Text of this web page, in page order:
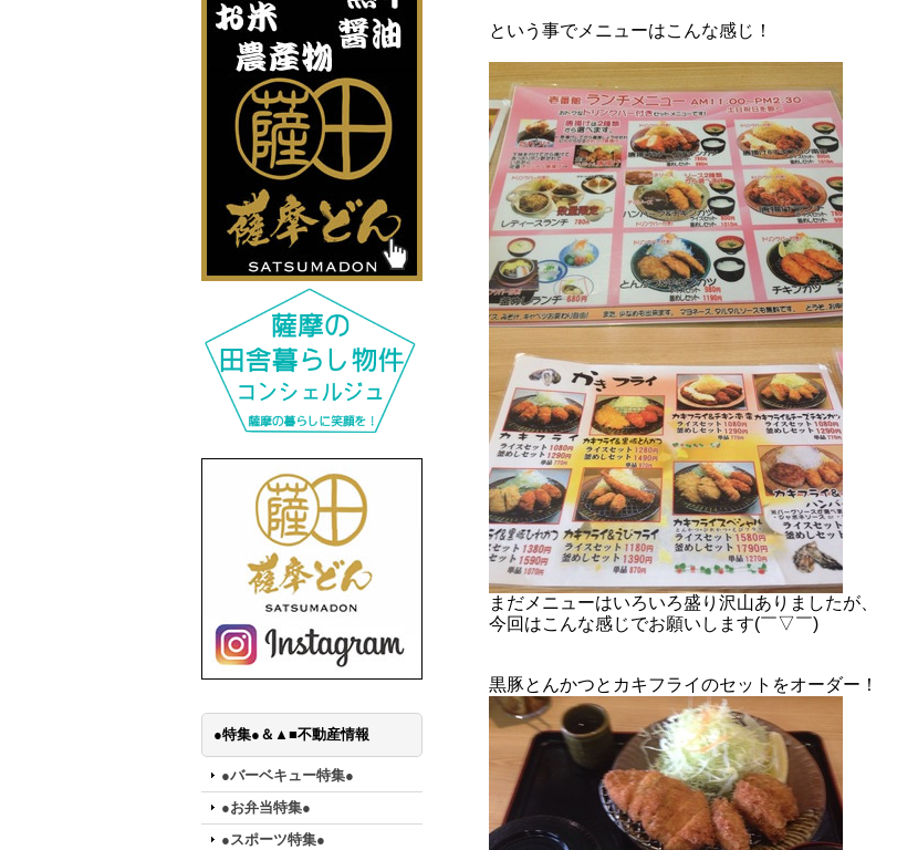
●特集●＆▲■不動産情報
●バーベキュー特集●
●お弁当特集●
●スポーツ特集●
という事でメニューはこんな感じ！
まだメニューはいろいろ盛り沢山ありましたが、
今回はこんな感じでお願いします(￣▽￣)
黒豚とんかつとカキフライのセットをオーダー！